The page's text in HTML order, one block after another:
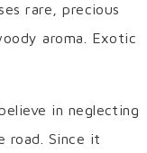
rare, precious
aroma. Exotic
in neglecting
road. Since it